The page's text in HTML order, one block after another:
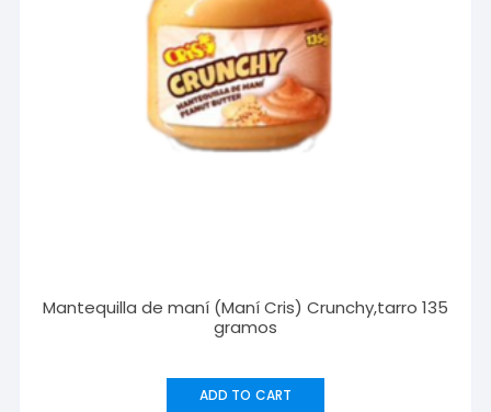
Mantequilla de maní (Maní Cris) Crunchy,tarro 135
gramos
ADD TO CART